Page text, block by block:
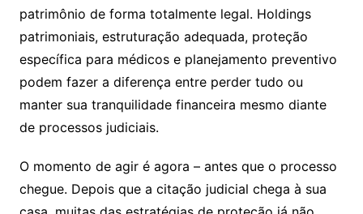
patrimônio de forma totalmente legal. Holdings
patrimoniais, estruturação adequada, proteção
específica para médicos e planejamento preventivo
podem fazer a diferença entre perder tudo ou
manter sua tranquilidade financeira mesmo diante
de processos judiciais.
O momento de agir é agora – antes que o processo
chegue. Depois que a citação judicial chega à sua